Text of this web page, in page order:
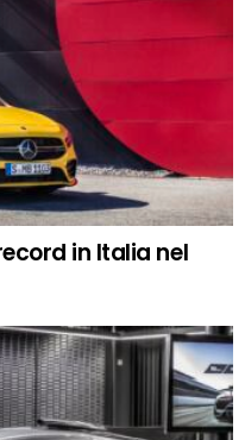
in Italia nel